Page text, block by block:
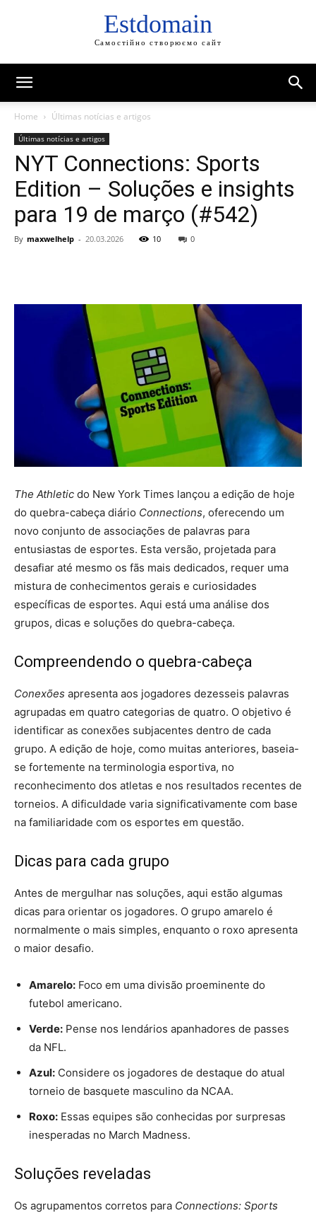
Estdomain
Самостійно створюємо сайт
Home Últimas notícias e artigos
Últimas notícias e artigos
NYT Connections: Sports
Edition – Soluções e insights
para 19 de março (#542)
By maxwelhelp - 20.03.2026 10 0
The Athletic do New York Times lançou a edição de hoje
do quebra-cabeça diário Connections, oferecendo um
novo conjunto de associações de palavras para
entusiastas de esportes. Esta versão, projetada para
desafiar até mesmo os fãs mais dedicados, requer uma
mistura de conhecimentos gerais e curiosidades
específicas de esportes. Aqui está uma análise dos
grupos, dicas e soluções do quebra-cabeça.
Compreendendo o quebra-cabeça
Conexões apresenta aos jogadores dezesseis palavras
agrupadas em quatro categorias de quatro. O objetivo é
identificar as conexões subjacentes dentro de cada
grupo. A edição de hoje, como muitas anteriores, baseia-
se fortemente na terminologia esportiva, no
reconhecimento dos atletas e nos resultados recentes de
torneios. A dificuldade varia significativamente com base
na familiaridade com os esportes em questão.
Dicas para cada grupo
Antes de mergulhar nas soluções, aqui estão algumas
dicas para orientar os jogadores. O grupo amarelo é
normalmente o mais simples, enquanto o roxo apresenta
o maior desafio.
Amarelo: Foco em uma divisão proeminente do
futebol americano.
Verde: Pense nos lendários apanhadores de passes
da NFL.
Azul: Considere os jogadores de destaque do atual
torneio de basquete masculino da NCAA.
Roxo: Essas equipes são conhecidas por surpresas
inesperadas no March Madness.
Soluções reveladas
Os agrupamentos corretos para Connections: Sports